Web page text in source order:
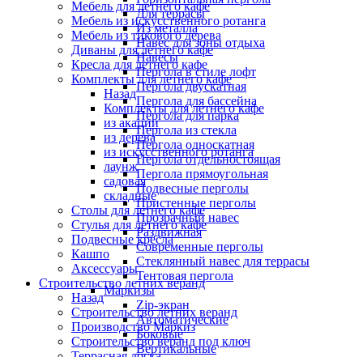
Для террасы
Из металла
Навес для зоны отдыха
Навесы
Пергола в стиле лофт
Пергола двускатная
Пергола для бассейна
Пергола для парка
Пергола из стекла
Пергола односкатная
Пергола отдельностоящая
Пергола прямоугольная
Подвесные перголы
Пристенные перголы
Прозрачный навес
Раздвижная
Современные перголы
Стеклянный навес для террасы
Тентовая пергола
Маркизы
Zip-экран
Автоматические
Боковые
Вертикальные
Мебель для летнего кафе
Мебель из искусственного ротанга
Мебель из тикового дерева
Диваны для летнего кафе
Кресла для летнего кафе
Комплекты для летнего кафе
Назад
Комплекты для летнего кафе
из акации
из дерева
из искусственного ротанга
лаунж
садовая
складные
Столы для летнего кафе
Стулья для летнего кафе
Подвесные кресла
Кашпо
Аксессуары
Строительство летних веранд
Назад
Строительство летних веранд
Производство Маркиз
Строительство веранд под ключ